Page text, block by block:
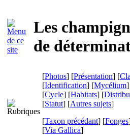
Les
de
[Photos] [Présentation] [
[Identification] [Mycélium
[Cycle] [Habitats] [
[Statut] [Autres sujets]
[Taxon précédant] [Fonges
[Via Gallica]